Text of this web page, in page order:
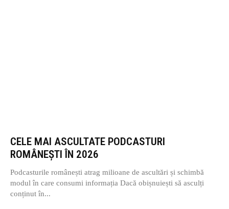
CELE MAI ASCULTATE PODCASTURI
ROMÂNEȘTI ÎN 2026
Podcasturile românești atrag milioane de ascultări și schimbă
modul în care consumi informația Dacă obișnuiești să asculți
conținut în...